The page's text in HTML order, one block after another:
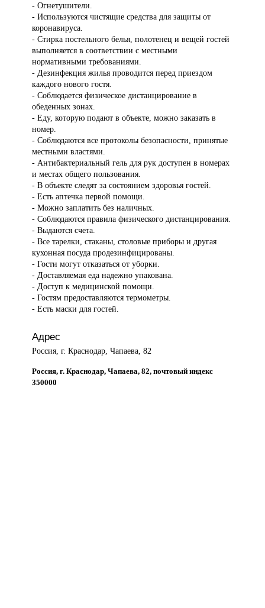
- Огнетушители.
- Используются чистящие средства для защиты от
коронавируса.
- Стирка постельного белья, полотенец и вещей гостей
выполняется в соответствии с местными
нормативными требованиями.
- Дезинфекция жилья проводится перед приездом
каждого нового гостя.
- Соблюдается физическое дистанцирование в
обеденных зонах.
- Еду, которую подают в объекте, можно заказать в
номер.
- Соблюдаются все протоколы безопасности, принятые
местными властями.
- Антибактериальный гель для рук доступен в номерах
и местах общего пользования.
- В объекте следят за состоянием здоровья гостей.
- Есть аптечка первой помощи.
- Можно заплатить без наличных.
- Соблюдаются правила физического дистанцирования.
- Выдаются счета.
- Все тарелки, стаканы, столовые приборы и другая
кухонная посуда продезинфицированы.
- Гости могут отказаться от уборки.
- Доставляемая еда надежно упакована.
- Доступ к медицинской помощи.
- Гостям предоставляются термометры.
- Есть маски для гостей.
Адрес
Россия, г. Краснодар, Чапаева, 82
Россия, г. Краснодар, Чапаева, 82, почтовый индекс
350000